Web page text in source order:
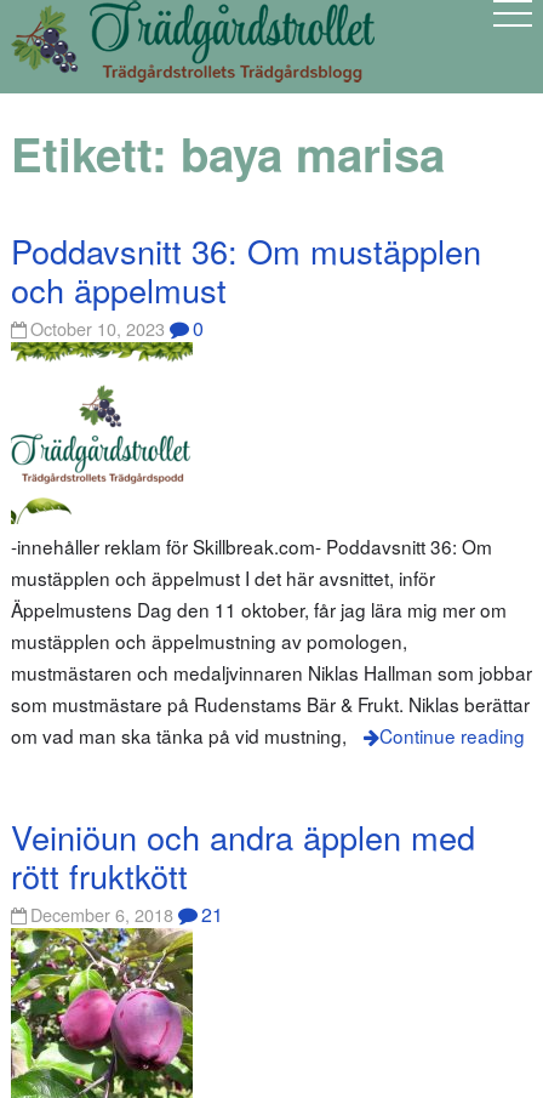
Etikett: baya marisa
Poddavsnitt 36: Om mustäpplen
och äppelmust
October 10, 2023 0
-innehåller reklam för Skillbreak.com- Poddavsnitt 36: Om
mustäpplen och äppelmust I det här avsnittet, inför
Äppelmustens Dag den 11 oktober, får jag lära mig mer om
mustäpplen och äppelmustning av pomologen,
mustmästaren och medaljvinnaren Niklas Hallman som jobbar
som mustmästare på Rudenstams Bär & Frukt. Niklas berättar
om vad man ska tänka på vid mustning,
Continue reading
Veiniöun och andra äpplen med
rött fruktkött
December 6, 2018 21